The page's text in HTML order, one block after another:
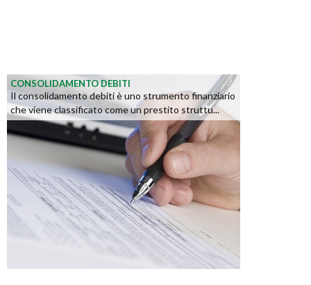
CONSOLIDAMENTO DEBITI
Il consolidamento debiti è uno strumento finanziario
che viene classificato come un prestito struttu...